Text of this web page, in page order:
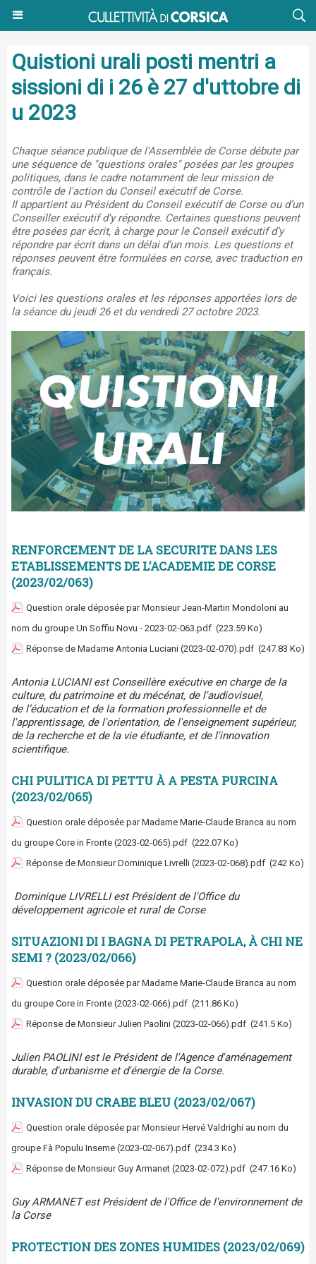
Quistioni urali posti mentri a
sissioni di i 26 è 27 d'uttobre di
u 2023
Chaque séance publique de l'Assemblée de Corse débute par
une séquence de "questions orales" posées par les groupes
politiques, dans le cadre notamment de leur mission de
contrôle de l'action du Conseil exécutif de Corse.
Il appartient au Président du Conseil exécutif de Corse ou d’un
Conseiller exécutif d'y répondre. Certaines questions peuvent
être posées par écrit, à charge pour le Conseil exécutif d’y
répondre par écrit dans un délai d’un mois. Les questions et
réponses peuvent être formulées en corse, avec traduction en
français.
Voici les questions orales et les réponses apportées lors de
la séance du jeudi 26 et du vendredi 27 octobre 2023.
RENFORCEMENT DE LA SECURITE DANS LES
ETABLISSEMENTS DE L’ACADEMIE DE CORSE
(2023/02/063)
Question orale déposée par Monsieur Jean-Martin Mondoloni au
nom du groupe Un Soffiu Novu - 2023-02-063.pdf (223.59 Ko)
Réponse de Madame Antonia Luciani (2023-02-070).pdf (247.83 Ko)
Antonia LUCIANI est Conseillère exécutive en charge de la
culture, du patrimoine et du mécénat, de l'audiovisuel,
de l’éducation et de la formation professionnelle et de
l'apprentissage, de l'orientation, de l'enseignement supérieur,
de la recherche et de la vie étudiante, et de l'innovation
scientifique.
CHI PULITICA DI PETTU À A PESTA PURCINA
(2023/02/065)
Question orale déposée par Madame Marie-Claude Branca au nom
du groupe Core in Fronte (2023-02-065).pdf (222.07 Ko)
Réponse de Monsieur Dominique Livrelli (2023-02-068).pdf (242 Ko)
Dominique LIVRELLI est Président de l'Office du
développement agricole et rural de Corse
SITUAZIONI DI I BAGNA DI PETRAPOLA, À CHI NE
SEMI ? (2023/02/066)
Question orale déposée par Madame Marie-Claude Branca au nom
du groupe Core in Fronte (2023-02-066).pdf (211.86 Ko)
Réponse de Monsieur Julien Paolini (2023-02-066).pdf (241.5 Ko)
Julien PAOLINI est le Président de l'Agence d'aménagement
durable, d'urbanisme et d'énergie de la Corse.
INVASION DU CRABE BLEU (2023/02/067)
Question orale déposée par Monsieur Hervé Valdrighi au nom du
groupe Fà Populu Inseme (2023-02-067).pdf (234.3 Ko)
Réponse de Monsieur Guy Armanet (2023-02-072).pdf (247.16 Ko)
Guy ARMANET est Président de l'Office de l'environnement de
la Corse
PROTECTION DES ZONES HUMIDES (2023/02/069)